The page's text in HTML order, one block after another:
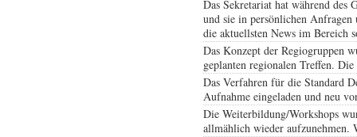
Das Sekretariat hat während des
und sie in persönlichen
die aktuellsten News im Bereich
Das Konzept der Regiogruppen
geplanten regionalen Treffen.
Das Verfahren für die Standard
Aufnahme eingeladen und neu
Die Weiterbildung/Workshops
allmählich wieder aufzunehmen.